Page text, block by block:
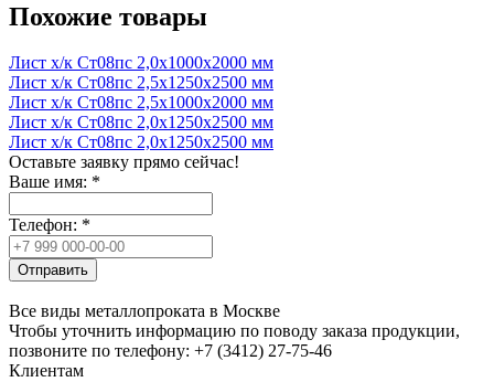
Похожие товары
Лист х/к Ст08пс 2,0x1000x2000 мм
Лист х/к Ст08пс 2,5x1250x2500 мм
Лист х/к Ст08пс 2,5x1000x2000 мм
Лист х/к Ст08пс 2,0x1250x2500 мм
Лист х/к Ст08пс 2,0x1250x2500 мм
Оставьте заявку прямо сейчас!
Ваше имя: *
Телефон: *
Отправить
Все виды металлопроката в Москве
Чтобы уточнить информацию по поводу заказа продукции,
позвоните по телефону: +7 (3412) 27-75-46
Клиентам